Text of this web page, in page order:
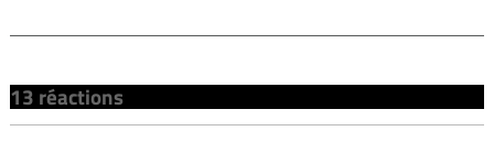
13 réactions